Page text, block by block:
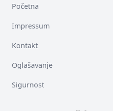
Početna
Impressum
Kontakt
Oglašavanje
Sigurnost